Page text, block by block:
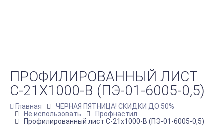
ПРОФИЛИРОВАННЫЙ ЛИСТ
С-21Х1000-B (ПЭ-01-6005-0,5)
Главная
ЧЕРНАЯ ПЯТНИЦА! СКИДКИ ДО 50%
Не использовать
Профнастил
Профилированный лист С-21х1000-B (ПЭ-01-6005-0,5)